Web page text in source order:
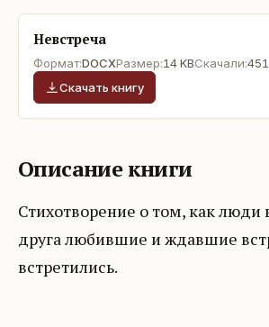
Невстреча
Формат:DOCXРазмер:14 KBСкачали:451
Скачать книгу
Описание книги
Стихотворение о том, как люди
друга любившие и ждавшие
встретились.